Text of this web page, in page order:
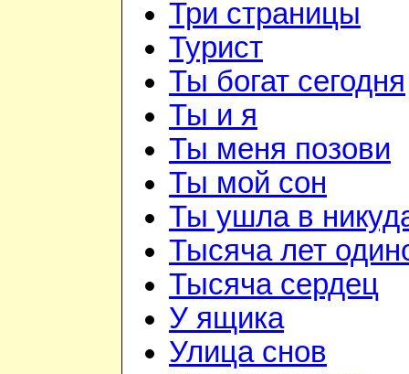
Три страницы
Турист
Ты богат сегодня
Ты и я
Ты меня позови
Ты мой сон
Ты ушла в
Тысяча лет
Тысяча сердец
У ящика
Улица снов